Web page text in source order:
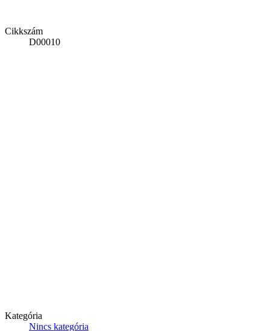
Cikkszám
D00010
Kategória
Nincs kategória